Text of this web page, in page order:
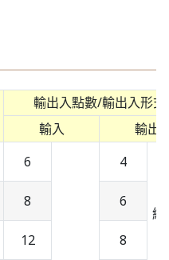
輸出入點數/輸出入形式
輸入
輸出
6 4
繼
8
6
12
8